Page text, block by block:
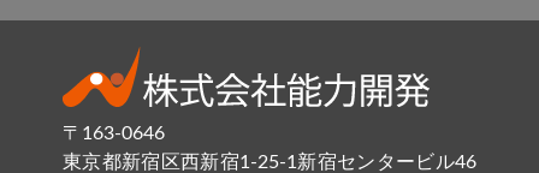
〒163-0646
東京都新宿区西新宿1-25-1新宿センタービル46